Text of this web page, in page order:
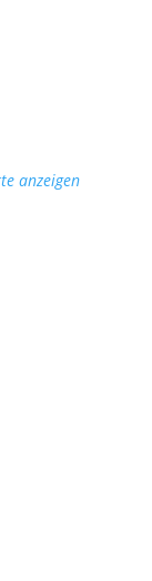
anzeigen